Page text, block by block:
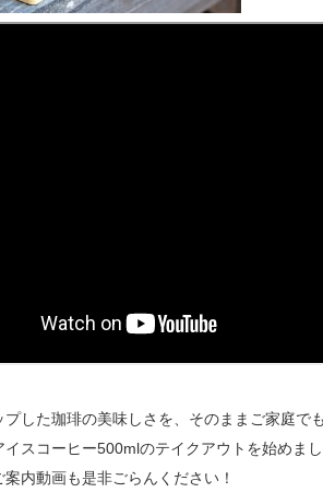
プした珈琲の美味しさを、そのままご家庭で
スコーヒー500mlのテイクアウトを始めま
内動画も是非ごらんください！